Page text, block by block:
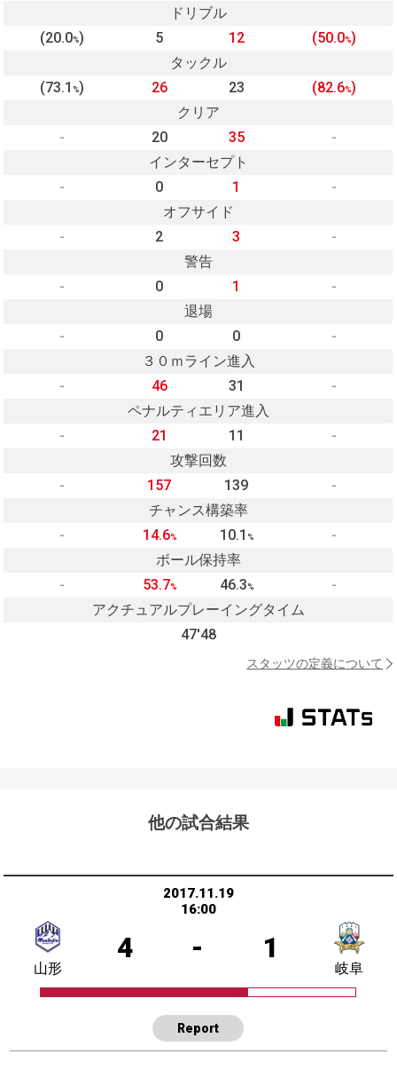
ドリブル
(20.0%) 5 12 (50.0%)
タックル
(73.1%) 26 23 (82.6%)
クリア
-
20 35
-
インターセプト
-
0 1
-
オフサイド
-
2 3
-
警告
-
0 1
-
退場
-
0 0
-
３０ｍライン進入
-
46 31
-
ペナルティエリア進入
-
21 11
-
攻撃回数
-
157 139
-
チャンス構築率
-
14.6% 10.1 %
-
ボール保持率
-
53.7% 46.3%
-
アクチュアルプレーイングタイム
47'48
スタッツの定義について
他の試合結果
2017.11.19
16:00
4 - 1
山形 岐阜
Report